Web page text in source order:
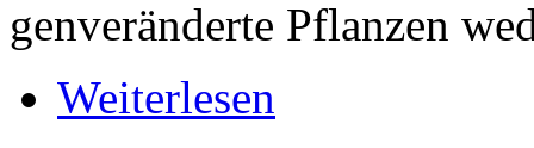
genveränderte Pflanzen
Weiterlesen